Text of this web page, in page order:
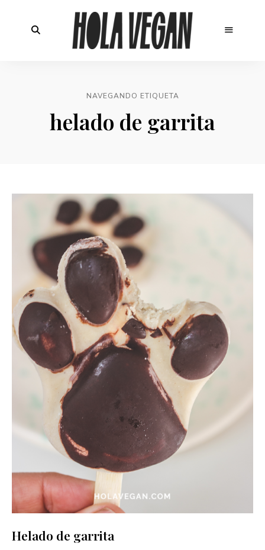
NAVEGANDO ETIQUETA
helado de garrita
Helado de garrita